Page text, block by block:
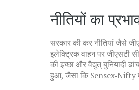
नीतियों का
सरकार की कर‑नीतियां जैसे
इलेक्ट्रिक वाहन पर जीएसटी
की इच्छा और वैद्युत् बुनियादी
हुआ, जैसा कि Sensex‑Nifty में